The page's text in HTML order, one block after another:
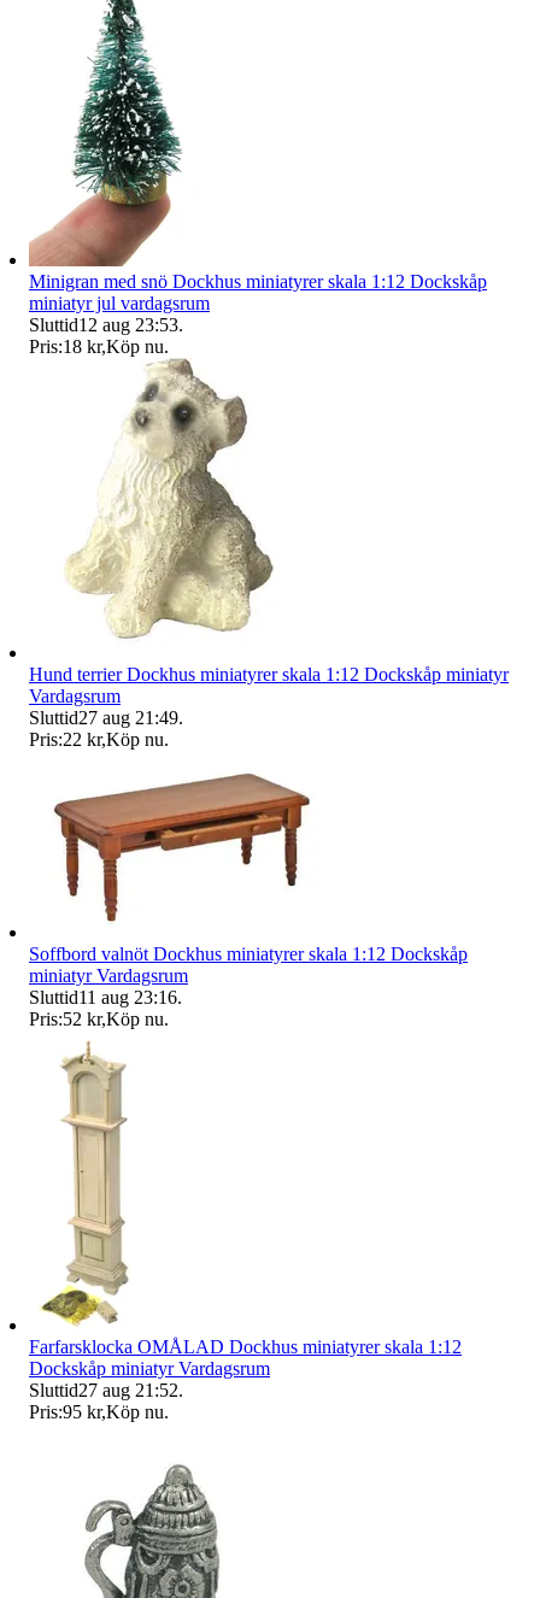
Minigran med snö Dockhus miniatyrer skala 1:12 Dockskåp
miniatyr jul vardagsrum
Sluttid12 aug 23:53.
Pris:18 kr,Köp nu.
Hund terrier Dockhus miniatyrer skala 1:12 Dockskåp miniatyr
Vardagsrum
Sluttid27 aug 21:49.
Pris:22 kr,Köp nu.
Soffbord valnöt Dockhus miniatyrer skala 1:12 Dockskåp
miniatyr Vardagsrum
Sluttid11 aug 23:16.
Pris:52 kr,Köp nu.
Farfarsklocka OMÅLAD Dockhus miniatyrer skala 1:12
Dockskåp miniatyr Vardagsrum
Sluttid27 aug 21:52.
Pris:95 kr,Köp nu.